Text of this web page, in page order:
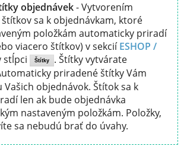
objednávek- Vytvorením
sa k objednávkam, ktoré
položkám automaticky priradí
viacero štítkov) v sekciíESHOP /
stĺpci Štítky
. Štítky vytvárate
priradené štítky Vám
objednávok. Štítok sa k
len ak bude objednávka
nastaveným položkám. Položky,
sa nebudú brať do úvahy.